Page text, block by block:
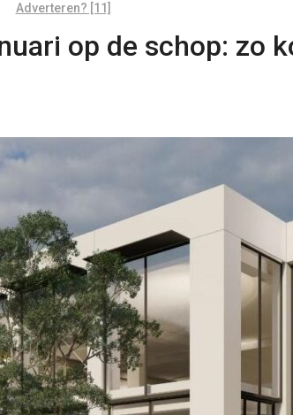
Adverteren? [11]
op de schop: zo